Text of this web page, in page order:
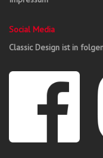
Social Media
Classic Design ist in